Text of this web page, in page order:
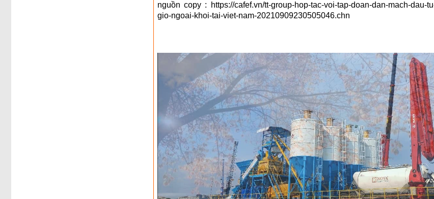
nguồn copy : https://cafef.vn/tt-group-hop-tac-voi-tap-doan-dan-mach-dau-
gio-ngoai-khoi-tai-viet-nam-20210909230505046.chn